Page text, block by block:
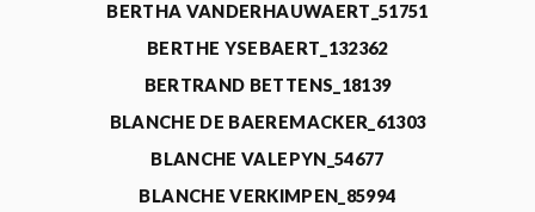
BERTHA VANDERHAUWAERT_51751
BERTHE YSEBAERT_132362
BERTRAND BETTENS_18139
BLANCHE DE BAEREMACKER_61303
BLANCHE VALEPYN_54677
BLANCHE VERKIMPEN_85994